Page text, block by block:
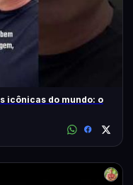
icônicas do mundo: o